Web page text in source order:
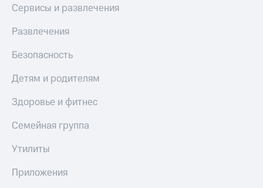
Сервисы и развлечения
Развлечения
Безопасность
Детям и родителям
Здоровье и фитнес
Семейная группа
Утилиты
Приложения